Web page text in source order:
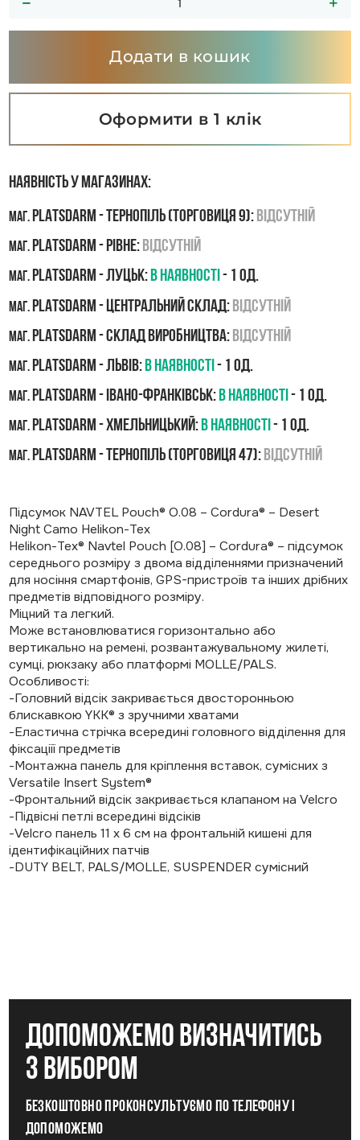
Додати в кошик
Оформити в 1 клік
Наявність у магазинах:
маг.PLATSDARM - Тернопіль (Торговиця 9):Відсутній
маг.PLATSDARM - Рівне:Відсутній
маг.PLATSDARM - Луцьк:В наявності- 1 од.
маг.PLATSDARM - Центральний склад: Відсутній
маг.PLATSDARM - Склад виробництва:Відсутній
маг.PLATSDARM - Львів:В наявності- 1 од.
маг.PLATSDARM - Івано-Франківськ:В наявності- 1 од.
маг.PLATSDARM - Хмельницький:В наявності- 1 од.
маг.PLATSDARM - Тернопіль (Торговиця 47):Відсутній
Підсумок NAVTEL Pouch® O.08 – Cordura® – Desert
Night Camo Helikon-Tex
Helikon-Tex® Navtel Pouch [O.08] – Cordura® – підсумок
середнього розміру з двома відділеннями призначений
для носіння смартфонів, GPS-пристроїв та інших дрібних
предметів відповідного розміру.
Міцний та легкий.
Може встановлюватися горизонтально або
вертикально на ремені, розвантажувальному жилеті,
сумці, рюкзаку або платформі MOLLE/PALS.
Особливості:
-Головний відсік закривається двосторонньою
блискавкою YKK® з зручними хватами
-Еластична стрічка всередині головного відділення для
фіксаціїї предметів
-Монтажна панель для кріплення вставок, сумісних з
Versatile Insert System®
-Фронтальний відсік закривається клапаном на Velcro
-Підвісні петлі всередині відсіків
-Velcro панель 11 х 6 см на фронтальній кишені для
ідентифікаційних патчів
-DUTY BELT, PALS/MOLLE, SUSPENDER сумісний
допоможемо визначитись
з вибором
Безкоштовно проконсультуємо по телефону і
допоможемо